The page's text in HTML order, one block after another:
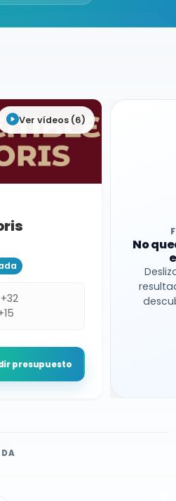
Ver vídeos (6)
presupuesto
No